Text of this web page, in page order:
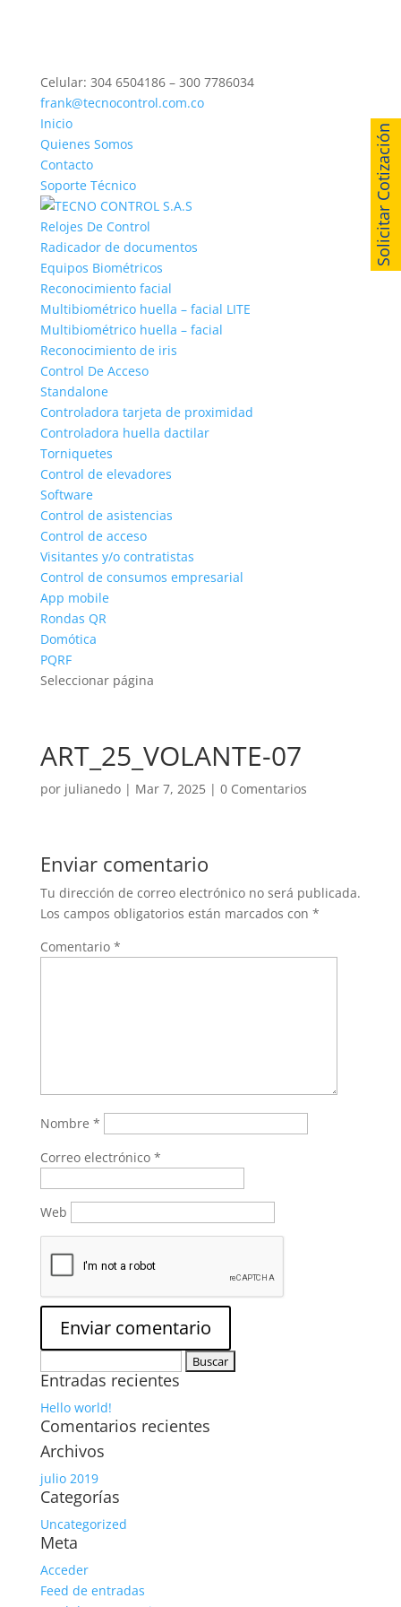
Celular: 304 6504186 – 300 7786034
frank@tecnocontrol.com.co
Inicio
Quienes Somos
Contacto
Soporte Técnico
Relojes De Control
Radicador de documentos
Equipos Biométricos
Reconocimiento facial
Multibiométrico huella – facial LITE
Multibiométrico huella – facial
Reconocimiento de iris
Control De Acceso
Standalone
Controladora tarjeta de proximidad
Controladora huella dactilar
Torniquetes
Control de elevadores
Software
Control de asistencias
Control de acceso
Visitantes y/o contratistas
Control de consumos empresarial
App mobile
Rondas QR
Domótica
PQRF
Seleccionar página
ART_25_VOLANTE-07
por julianedo| Mar 7, 2025| 0 Comentarios
Enviar comentario
Tu dirección de correo electrónico no será publicada.
Los campos obligatorios están marcados con *
Comentario *
Nombre *
Correo electrónico *
Web
Entradas recientes
Hello world!
Comentarios recientes
Archivos
julio 2019
Categorías
Uncategorized
Meta
Acceder
Feed de entradas
Solicitar Cotización